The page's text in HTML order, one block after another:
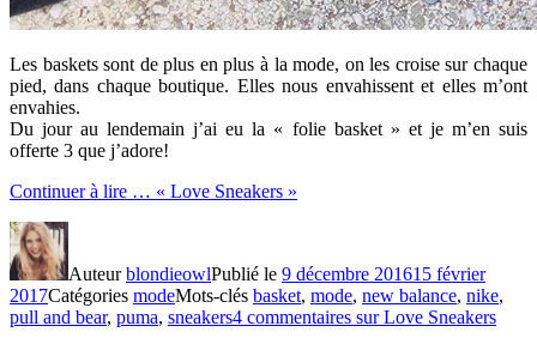
Les baskets sont de plus en plus à la mode, on les croise sur chaque
pied, dans chaque boutique. Elles nous envahissent et elles m’ont
envahies.
Du jour au lendemain j’ai eu la « folie basket » et je m’en suis
offerte 3 que j’adore!
Continuer à lire … « Love Sneakers »
AuteurblondieowlPublié le 9 décembre 201615 février
2017Catégories modeMots-clés basket, mode, new balance, nike,
pull and bear, puma, sneakers4 commentaires sur Love Sneakers